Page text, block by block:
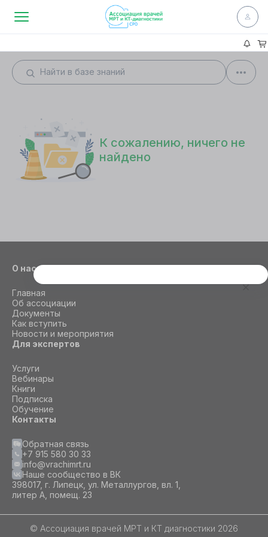
К сожалению, ничего не
найдено
О нас
Главная
Об ассоциации
Документы
Как вступить
Новости и мероприятия
Для экспертов
Услуги
Вебинары
Книги
Подписка
Обучение
Контакты
Обратная связь
+7 915 580 30 33
info@vrachimrt.ru
Наше сообщество в ВК
398017, г. Липецк, ул. Металлургов, вл. 1,
литер А, помещ. 23
© Ассоциация врачей МРТ и КТ диагностики 2026
Этот сайт использует cookie
Для корректной работы данного сайта
необходимы файлы cookie
СОГЛАСИЕ